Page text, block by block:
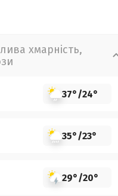
хмарність,
37°/24°
35°/23°
29°/20°